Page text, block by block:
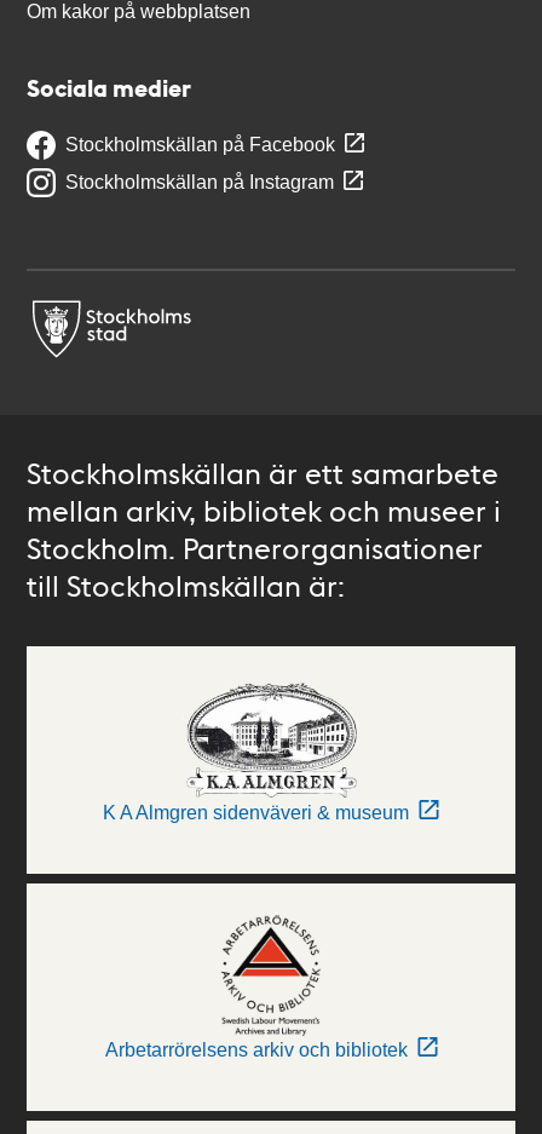
Om kakor på webbplatsen
Sociala medier
Stockholmskällan på Facebook
Stockholmskällan på Instagram
Stockholmskällan är ett samarbete
mellan arkiv, bibliotek och museer i
Stockholm. Partnerorganisationer
till Stockholmskällan är:
K A Almgren sidenväveri & museum
Arbetarrörelsens arkiv och bibliotek